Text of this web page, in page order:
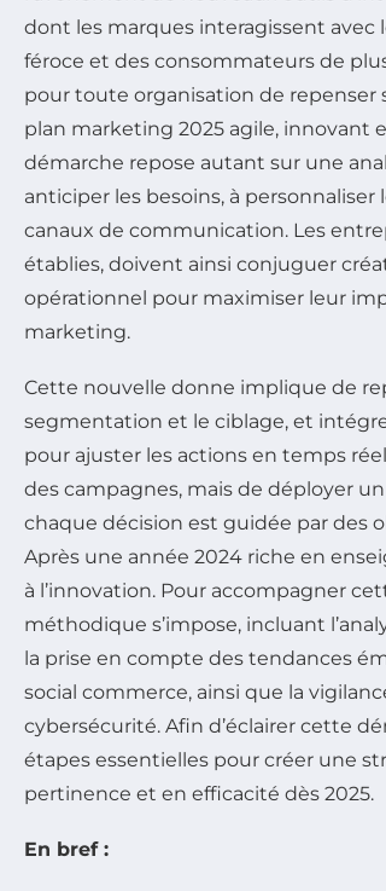
dont les marques interagissent avec
féroce et des consommateurs de
pour toute organisation de
plan marketing 2025 agile,
démarche repose autant sur une
anticiper les besoins, à
canaux de communication. Les
établies, doivent ainsi conjuguer
opérationnel pour maximiser leur
marketing.
Cette nouvelle donne implique de
segmentation et le ciblage, et
pour ajuster les actions en temps
des campagnes, mais de déployer
chaque décision est guidée par des
Après une année 2024 riche en
à l’innovation. Pour accompagner
méthodique s’impose, incluant
la prise en compte des tendances
social commerce, ainsi que la
cybersécurité. Afin d’éclairer cette
étapes essentielles pour créer une
pertinence et en efficacité dès 2025.
En bref :